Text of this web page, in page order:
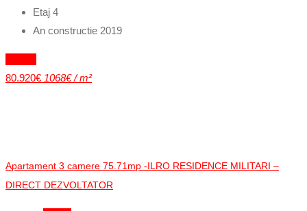
Etaj 4
An constructie 2019
80.920€ 1068€ / m²
Apartament 3 camere 75.71mp -ILRO RESIDENCE MILITARI –
DIRECT DEZVOLTATOR